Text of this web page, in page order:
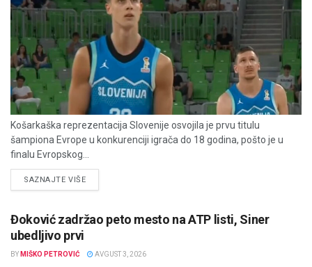
Košarkaška reprezentacija Slovenije osvojila je prvu titulu
šampiona Evrope u konkurenciji igrača do 18 godina, pošto je u
finalu Evropskog...
SAZNAJTE VIŠEDETAILS
Đoković zadržao peto mesto na ATP listi, Siner
ubedljivo prvi
BY MIŠKO PETROVIĆ AVGUST 3, 2026